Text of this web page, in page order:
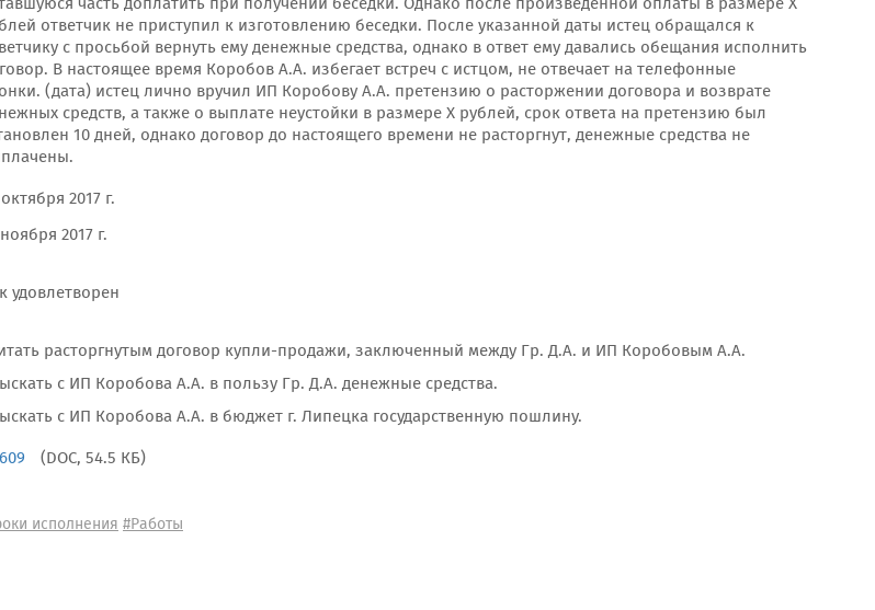
ответчик не приступил к изготовлению беседки. После указанной даты истец обращался к
с просьбой вернуть ему денежные средства, однако в ответ ему давались обещания исполнить
В настоящее время Коробов А.А. избегает встреч с истцом, не отвечает на телефонные
(дата) истец лично вручил ИП Коробову А.А. претензию о расторжении договора и возврате
средств, а также о выплате неустойки в размере Х рублей, срок ответа на претензию был
10 дней, однако договор до настоящего времени не расторгнут, денежные средства не
2017 г.
2017 г.
удовлетворен
расторгнутым договор купли-продажи, заключенный между Гр. Д.А. и ИП Коробовым А.А.
с ИП Коробова А.А. в пользу Гр. Д.А. денежные средства.
с ИП Коробова А.А. в бюджет г. Липецка государственную пошлину.
(DOC, 54.5 КБ)
исполнения#Работы